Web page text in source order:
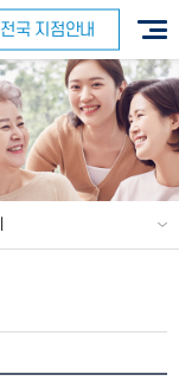
전국 지점안내